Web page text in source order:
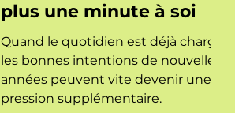
plus une minute à soi
Quand le quotidien est déjà chargé,
les bonnes intentions de nouvelle
années peuvent vite devenir une
pression supplémentaire.